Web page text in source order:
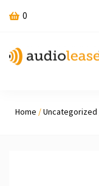
0
Home /Uncategorized